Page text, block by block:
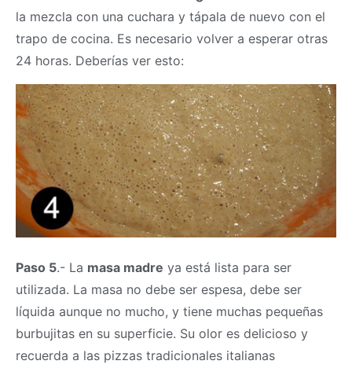
la mezcla con una cuchara y tápala de nuevo con el
trapo de cocina. Es necesario volver a esperar otras
24 horas. Deberías ver esto:
Paso 5.- La masa madre ya está lista para ser
utilizada. La masa no debe ser espesa, debe ser
líquida aunque no mucho, y tiene muchas pequeñas
burbujitas en su superficie. Su olor es delicioso y
recuerda a las pizzas tradicionales italianas